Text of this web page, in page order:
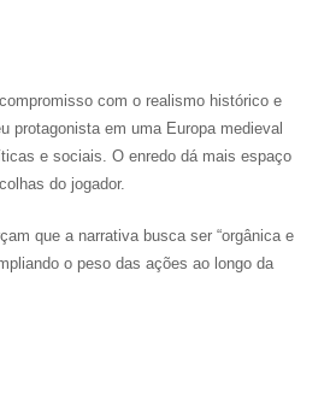
com o realismo histórico e
protagonista em uma Europa medieval
e sociais. O enredo dá mais espaço
do jogador.
que a narrativa busca ser “orgânica e
o peso das ações ao longo da